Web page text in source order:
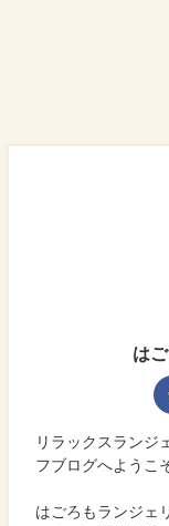
は
リラックスランジ
フブログへようこ
はごろもランジェ